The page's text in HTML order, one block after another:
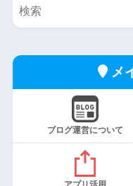
メ
ブログ運営について